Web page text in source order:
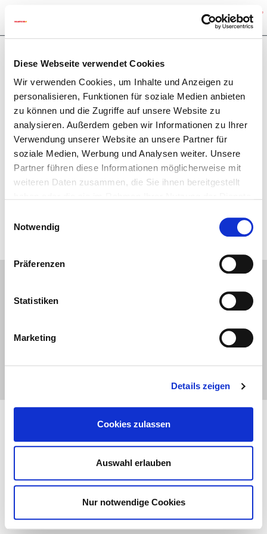
Diese Webseite verwendet Cookies
Wir verwenden Cookies, um Inhalte und Anzeigen zu
personalisieren, Funktionen für soziale Medien anbieten
zu können und die Zugriffe auf unsere Website zu
analysieren. Außerdem geben wir Informationen zu Ihrer
Verwendung unserer Website an unsere Partner für
soziale Medien, Werbung und Analysen weiter. Unsere
Partner führen diese Informationen möglicherweise mit
weiteren Daten zusammen, die Sie ihnen bereitgestellt
Notwendig
Präferenzen
Statistiken
Marketing
Details zeigen
Cookies zulassen
Auswahl erlauben
Nur notwendige Cookies
Efficiencies of biomass boilers
The boiler efficiency is always depending on several
aspects of an installation. The annual efficiency of a
biomass boiler is very much depending on the controls of
boiler and ancillary components. So the boiler efficiency is
very much linked to the system efficiency of the whole
heating system. If a boiler has to start and stop very often
then the boiler efficiency is bad hence it is usually an
advantage to have a small buffer store in order to avoid
short cycling of the biomass boiler and to provide
Cookie-Notice About us Products